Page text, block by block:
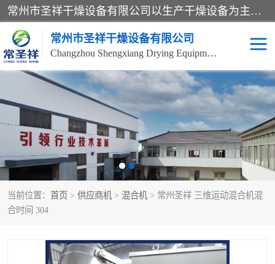
常州市圣祥干燥设备有限公司以生产干燥设备为主导产品，提供：干燥设备、干燥机、混合机、气流干燥机、烘箱、热风循环烘箱、沸腾干燥机、烘干机、喷雾干燥机等产品的生产、制造与销售服务。
常州市圣祥干燥设备有限公司
Changzhou Shengxiang Drying Equipment Co. , Ltd.
当前位置： 首页 > 供应商机 > 混合机 > 常州圣祥 三维运动混合机混
合时间 304
单锥真空干燥机 双锥真空干燥机
气流干燥机 滚筒刮板干燥机
干燥机 闪蒸干燥机
桨叶干燥机 高速混合机
粗粉碎机 带式干燥机